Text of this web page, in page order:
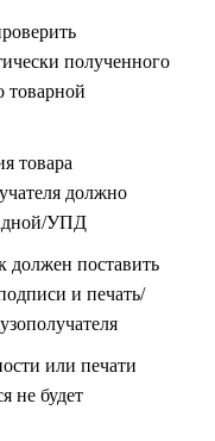
полученного
товарной
товара
должно
УПД
должен поставить
и печать/
или печати
не будет